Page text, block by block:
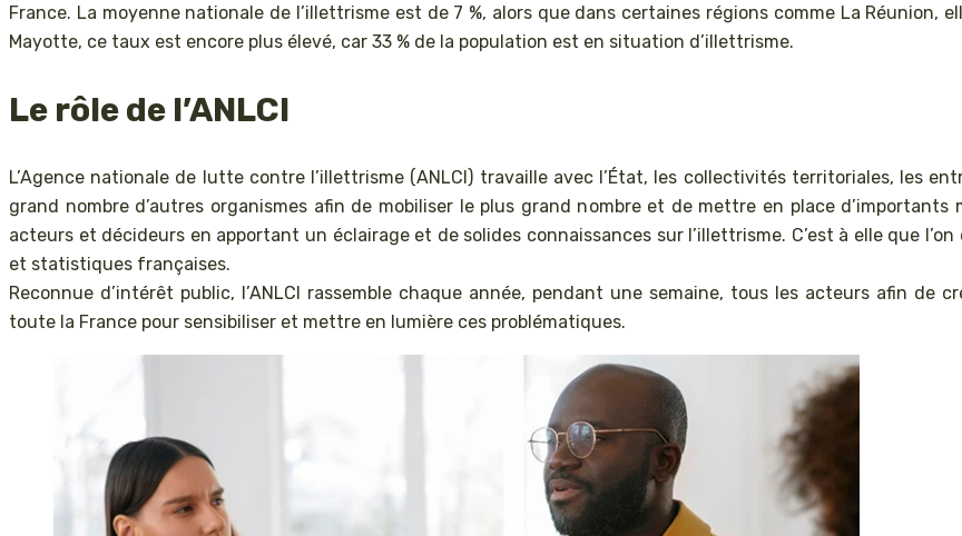
France. La moyenne nationale de l’illettrisme est de 7 %, alors que dans certaines régions comme La Réunion,
Mayotte, ce taux est encore plus élevé, car 33 % de la population est en situation d’illettrisme.
Le rôle de l’ANLCI
L’Agence nationale de lutte contre l’illettrisme (ANLCI) travaille avec l’État, les collectivités territoriales, les
grand nombre d’autres organismes afin de mobiliser le plus grand nombre et de mettre en place d’importants
acteurs et décideurs en apportant un éclairage et de solides connaissances sur l’illettrisme. C’est à elle que
et statistiques françaises.
Reconnue d’intérêt public, l’ANLCI rassemble chaque année, pendant une semaine, tous les acteurs afin de
toute la France pour sensibiliser et mettre en lumière ces problématiques.